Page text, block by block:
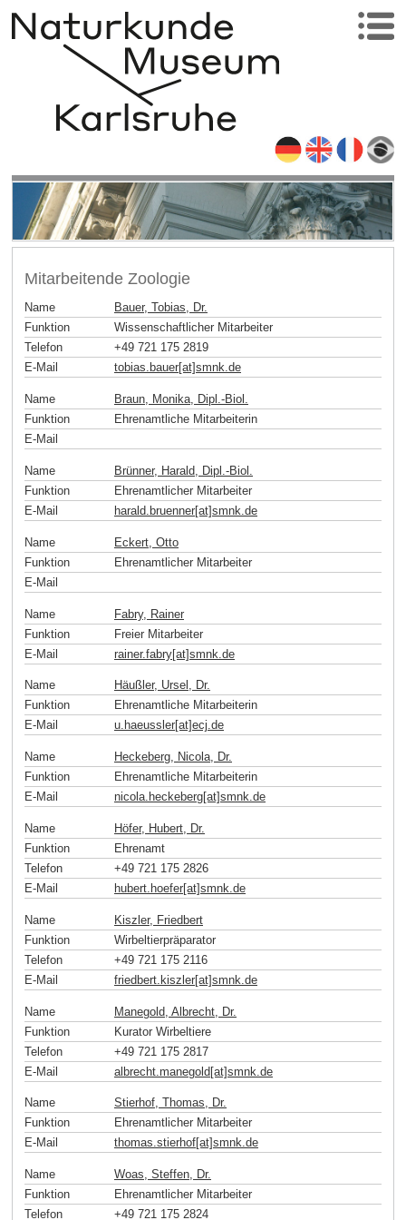
Mitarbeitende Zoologie
Name
Bauer, Tobias, Dr.
Funktion
Wissenschaftlicher Mitarbeiter
Telefon
+49 721 175 2819
E-Mail
tobias.bauer[at]smnk.de
Name
Braun, Monika, Dipl.-Biol.
Funktion
Ehrenamtliche Mitarbeiterin
E-Mail
Name
Brünner, Harald, Dipl.-Biol.
Funktion
Ehrenamtlicher Mitarbeiter
E-Mail
harald.bruenner[at]smnk.de
Name
Eckert, Otto
Funktion
Ehrenamtlicher Mitarbeiter
E-Mail
Name
Fabry, Rainer
Funktion
Freier Mitarbeiter
E-Mail
rainer.fabry[at]smnk de
Name
Häußler, Ursel, Dr.
Funktion
Ehrenamtliche Mitarbeiterin
E-Mail
u.haeussler[at]ecj.de
Name
Heckeberg, Nicola, Dr.
Funktion
Ehrenamtliche Mitarbeiterin
E-Mail
nicola.heckeberg[at]smnk.de
Name
Höfer, Hubert, Dr.
Funktion
Ehrenamt
Telefon
+49 721 175 2826
E-Mail
hubert.hoefer[at]smnk.de
Name
Kiszler, Friedbert
Funktion
Wirbeltierpräparator
Telefon
+49 721 175 2116
E-Mail
friedbert.kiszler[at]smnk de
Name
Manegold, Albrecht, Dr.
Funktion
Kurator Wirbeltiere
Telefon
+49 721 175 2817
E-Mail
albrecht.manegold[at]smnk de
Name
Stierhof, Thomas, Dr.
Funktion
Ehrenamtlicher Mitarbeiter
E-Mail
thomas.stierhof[at]smnk.de
Name
Woas, Steffen, Dr.
Funktion
Ehrenamtlicher Mitarbeiter
Telefon
+49 721 175 2824